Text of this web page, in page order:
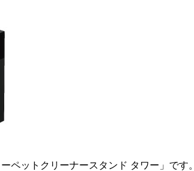
ペットクリーナースタンド タワー」です。